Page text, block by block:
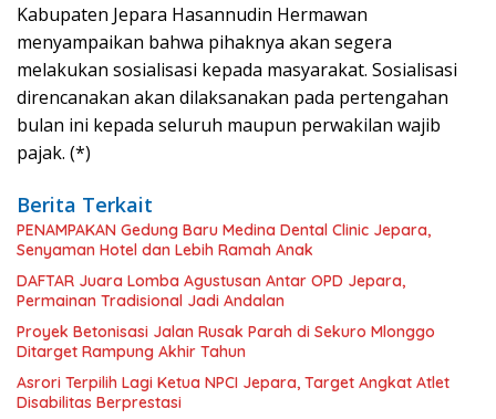
Kabupaten Jepara Hasannudin Hermawan
menyampaikan bahwa pihaknya akan segera
melakukan sosialisasi kepada masyarakat. Sosialisasi
direncanakan akan dilaksanakan pada pertengahan
bulan ini kepada seluruh maupun perwakilan wajib
pajak. (*)
Berita Terkait
PENAMPAKAN Gedung Baru Medina Dental Clinic Jepara,
Senyaman Hotel dan Lebih Ramah Anak
DAFTAR Juara Lomba Agustusan Antar OPD Jepara,
Permainan Tradisional Jadi Andalan
Proyek Betonisasi Jalan Rusak Parah di Sekuro Mlonggo
Ditarget Rampung Akhir Tahun
Asrori Terpilih Lagi Ketua NPCI Jepara, Target Angkat Atlet
Disabilitas Berprestasi